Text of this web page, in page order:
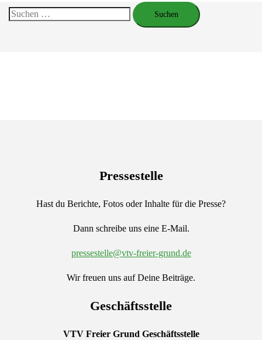
Suchen
Pressestelle
Hast du Berichte, Fotos oder Inhalte für die Presse?
Dann schreibe uns eine E-Mail.
pressestelle@vtv-freier-grund.de
Wir freuen uns auf Deine Beiträge.
Geschäftsstelle
VTV Freier Grund Geschäftsstelle